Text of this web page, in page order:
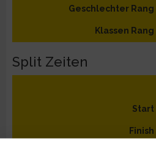
Geschlechter Rang
Klassen Rang
Split Zeiten
Start
Finish